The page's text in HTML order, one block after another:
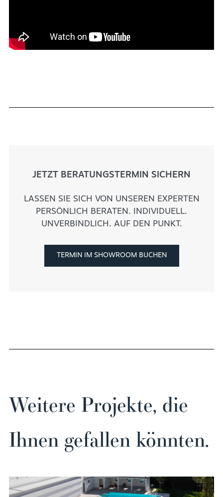
JETZT BERATUNGSTERMIN SICHERN
LASSEN SIE SICH VON UNSEREN EXPERTEN
PERSÖNLICH BERATEN. INDIVIDUELL.
UNVERBINDLICH. AUF DEN PUNKT.
TERMIN IM SHOWROOM BUCHEN
Weitere Projekte, die
Ihnen gefallen könnten.